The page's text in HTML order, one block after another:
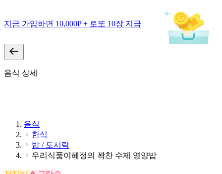
지금 가입하면 10,000P + 로또 10장 지급
음식 상세
음식
한식
밥 / 도시락
우리식품이혜정의 꽉찬 수제 영양밥